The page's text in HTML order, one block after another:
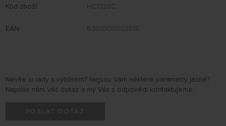
Kód zboží: HC1328C
EAN: 6301000002518
Nevíte si rady s výběrem? Nejsou Vám některé parametry jasné?
Napište nám Váš dotaz a my Vás s odpovědí kontaktujeme.